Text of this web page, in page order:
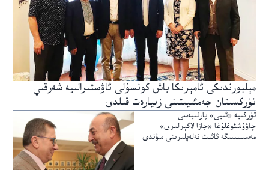
مېلبورندىكى ئامېرىكا باش كونسۇلى ئاۋستىرالىيە شەرقىي
تۈركسىتان جەمئىيىتىنى زىيارەت قىلدى
تۈركىيە «ئىيى» پارتىيەسى
چاۋۇشئوغلۇغا «جازا لاگېرلىرى»
مەسىلىسىگە ئائىت تەلەپلىرىنى سۇندى